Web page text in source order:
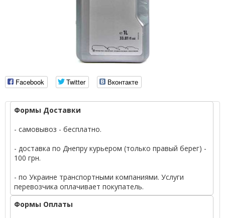
Facebook Twitter Вконтакте
Формы Доставки
- самовывоз - бесплатно.
- доставка по Днепру курьером (только правый берег) -
100 грн.
- по Украине транспортными компаниями. Услуги
перевозчика оплачивает покупатель.
Формы Оплаты